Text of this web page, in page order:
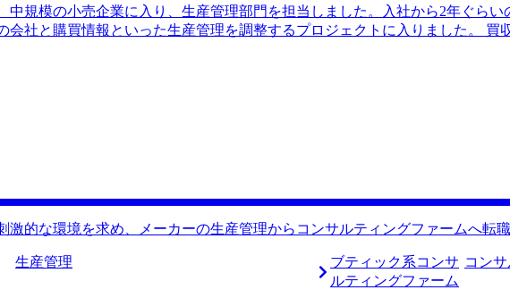
ていただき、面接で自信を持って自分の強みを伝えることができました。 ケ
まり模擬面接の回数を重ねることはできませんでしたが、正木さんから個別
中規模の小売企業に入り、生産管理部門を担当しました。入社から2年ぐら
会社と購買情報といった生産管理を調整するプロジェクトに入りました。 買
私の希望に沿った求人を数多く紹介していただいたので、信頼できると感じ
だけ紹介してくれるかという部分に期待していましたが、そこについては大
だけたので、イメージと実態に乖離のない求人紹介を頂けたと思います。
ことです。年収も大幅にアップして、さらにやりたいことができる環境に転
策はしていたのですが、かなりプレッシャーをかけてくると有名な面接官と
てしまいました。 そのせいで面接に対して少し苦手意識を持ってしまったの
激的な環境を求め、メーカーの生産管理からコンサルティングファームへ転職
生産管理
ブティック系コンサ
ルティングファーム
コンサ